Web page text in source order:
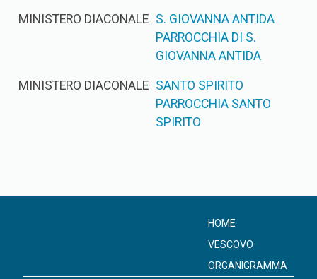
MINISTERO DIACONALE S. GIOVANNA ANTIDA
PARROCCHIA DI S.
GIOVANNA ANTIDA
MINISTERO DIACONALE SANTO SPIRITO
PARROCCHIA SANTO
SPIRITO
HOME
VESCOVO
ORGANIGRAMMA